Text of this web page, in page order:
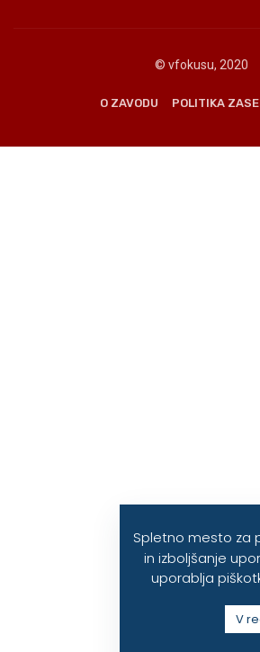
© vfokusu, 2020
O ZAVODU POLITIKA
Spletno mesto za
in izboljšanje
uporablja
V